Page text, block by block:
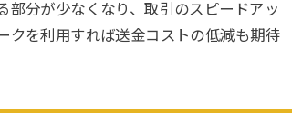
部分が少なくなり、取引のスピードアッ
クを利用すれば送金コストの低減も期待